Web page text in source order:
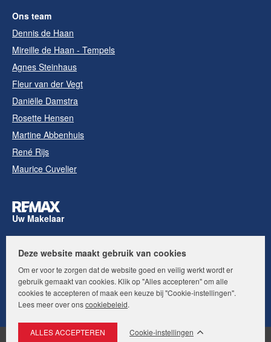
Ons team
Dennis de Haan
Mireille de Haan - Tempels
Agnes Steinhaus
Fleur van der Vegt
Daniëlle Damstra
Rosette Hensen
Martine Abbenhuis
René Rijs
Maurice Cuvelier
Uw Makelaar
Volg ons op:
Deze website maakt gebruik van cookies
Om er voor te zorgen dat de website goed en veilig werkt wordt er
gebruik gemaakt van cookies. Klik op "Alles accepteren" om alle
cookies te accepteren of maak een keuze bij "Cookie-instellingen".
Lees meer over onscookiebeleid.
Cookie-instellingen